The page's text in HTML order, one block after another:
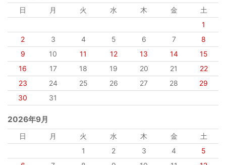
日 月 火 水 木 金
土
1
2
3 4 5 6 7
8
9
10 11 12 13 14
15
16
17 18 19 20 21
22
23
24 25 26 27 28
29
30
31
2026年9月
日 月 火 水 木 金
土
1
2 3 4
5